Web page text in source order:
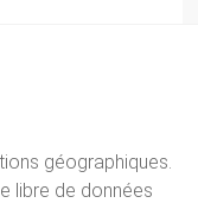
géographiques.
libre de données